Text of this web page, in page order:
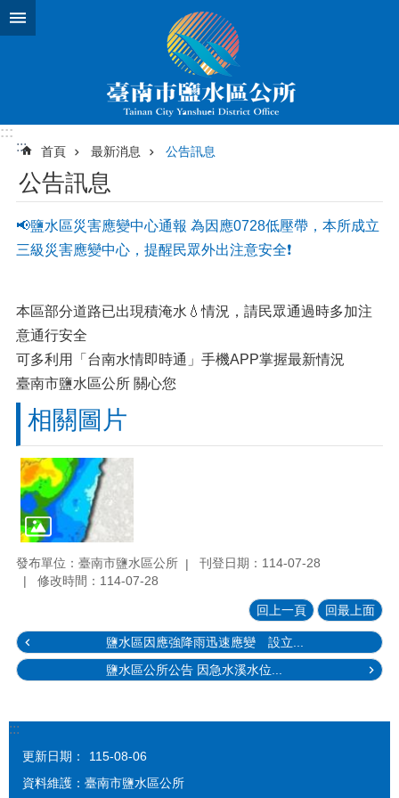
跳到主要內容區塊
:::
:::
首頁 最新消息 公告訊息
公告訊息
📢鹽水區災害應變中心通報 為因應0728低壓帶，本所成立
三級災害應變中心，提醒民眾外出注意安全❗
本區部分道路已出現積淹水💧情況，請民眾通過時多加注
意通行安全
可多利用「台南水情即時通」手機APP掌握最新情況
臺南市鹽水區公所 關心您
相關圖片
發布單位：臺南市鹽水區公所
刊登日期：114-07-28
修改時間：114-07-28
回上一頁 回最上面
鹽水區因應強降雨迅速應變 設立...
鹽水區公所公告 因急水溪水位...
:::
更新日期：
115-08-06
資料維護：臺南市鹽水區公所